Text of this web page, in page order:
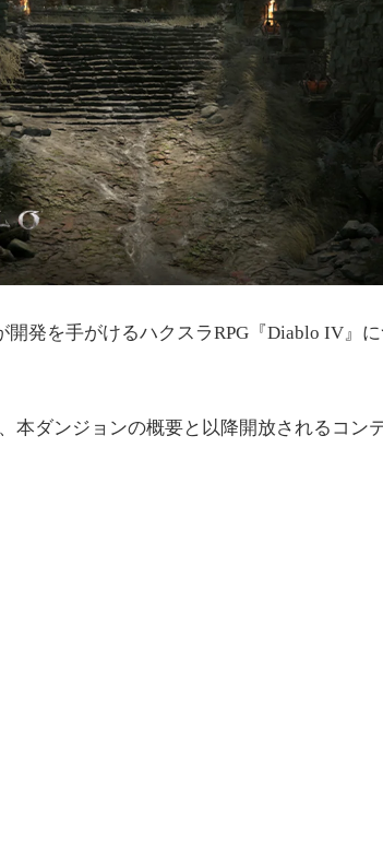
開発を手がけるハクスラRPG『Diablo IV』
本ダンジョンの概要と以降開放されるコン